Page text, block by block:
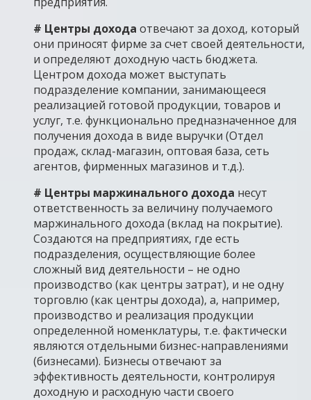
# Центры дохода отвечают за доход, который
они приносят фирме за счет своей деятельности,
и определяют доходную часть бюджета.
Центром дохода может выступать
подразделение компании, занимающееся
реализацией готовой продукции, товаров и
услуг, т.е. функционально предназначенное для
получения дохода в виде выручки (Отдел
продаж, склад-магазин, оптовая база, сеть
агентов, фирменных магазинов и т.д.).
# Центры маржинального дохода несут
ответственность за величину получаемого
маржинального дохода (вклад на покрытие).
Создаются на предприятиях, где есть
подразделения, осуществляющие более
сложный вид деятельности – не одно
производство (как центры затрат), и не одну
торговлю (как центры дохода), а, например,
производство и реализация продукции
определенной номенклатуры, т.е. фактически
являются отдельными бизнес-направлениями
(бизнесами). Бизнесы отвечают за
эффективность деятельности, контролируя
доходную и расходную части своего